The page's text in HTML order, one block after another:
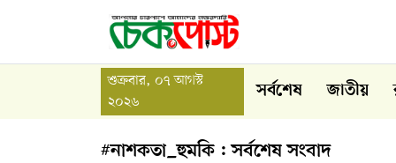
শুক্রবার, ০৭ আগস্ট
২০২৬
সর্বশেষ জাতীয়
#নাশকতা_হুমকি : সর্বশেষ সংবাদ